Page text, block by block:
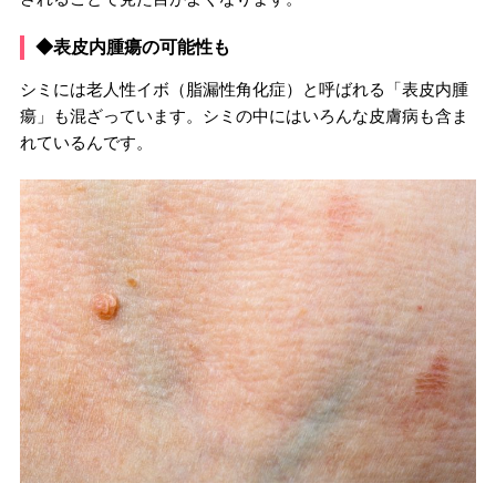
◆表皮内腫瘍の可能性も
シミには老人性イボ（脂漏性角化症）と呼ばれる「表皮内腫
瘍」も混ざっています。シミの中にはいろんな皮膚病も含ま
れているんです。